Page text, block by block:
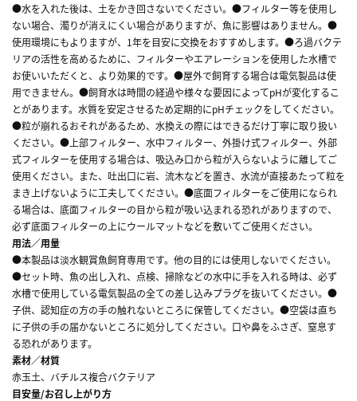
●水を入れた後は、土をかき回さないでください。●フィルター等を使用し
ない場合、濁りが消えにくい場合がありますが、魚に影響はありません。●
使用環境にもよりますが、1年を目安に交換をおすすめします。●ろ過バクテ
リアの活性を高めるために、フィルターやエアレーションを使用した水槽で
お使いいただくと、より効果的です。●屋外で飼育する場合は電気製品は使
用できません。●飼育水は時間の経過や様々な要因によってpHが変化するこ
とがあります。水質を安定させるため定期的にpHチェックをしてください。
●粒が崩れるおそれがあるため、水換えの際にはできるだけ丁寧に取り扱い
ください。●上部フィルター、水中フィルター、外掛け式フィルター、外部
式フィルターを使用する場合は、吸込み口から粒が入らないように離してご
使用ください。また、吐出口に岩、流木などを置き、水流が直接あたって粒を
まき上げないように工夫してください。●底面フィルターをご使用になられ
る場合は、底面フィルターの目から粒が吸い込まれる恐れがありますので、
必ず底面フィルターの上にウールマットなどを敷いてご使用ください。
用法／用量
●本製品は淡水観賞魚飼育専用です。他の目的には使用しないでください。
●セット時、魚の出し入れ、点検、掃除などの水中に手を入れる時は、必ず
水槽で使用している電気製品の全ての差し込みプラグを抜いてください。●
子供、認知症の方の手の触れないところに保管してください。●空袋は直ち
に子供の手の届かないところに処分してください。口や鼻をふさぎ、窒息す
る恐れがあります。
素材／材質
赤玉土、バチルス複合バクテリア
目安量/お召し上がり方